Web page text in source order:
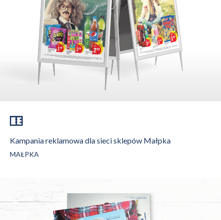
Kampania reklamowa dla sieci sklepów Małpka
MAŁPKA